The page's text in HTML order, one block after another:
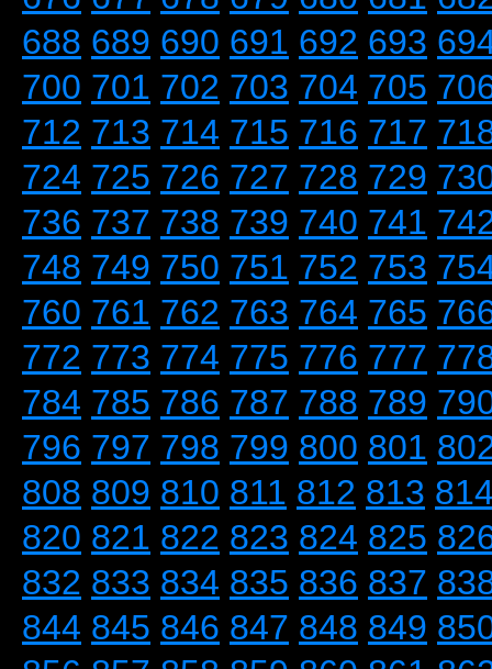
688 689 690 691 692 693
700 701 702 703 704 705
712 713 714 715 716 717
724 725 726 727 728 729
736 737 738 739 740 741
748 749 750 751 752 753
760 761 762 763 764 765
772 773 774 775 776 777
784 785 786 787 788 789
796 797 798 799 800 801
808 809 810 811 812 813
820 821 822 823 824 825
832 833 834 835 836 837
844 845 846 847 848 849